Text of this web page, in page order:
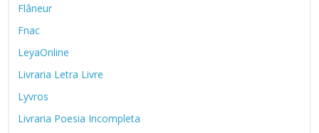
Flâneur
Fnac
LeyaOnline
Livraria Letra Livre
Lyvros
Livraria Poesia Incompleta